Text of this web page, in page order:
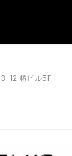
12 椿ビル5F